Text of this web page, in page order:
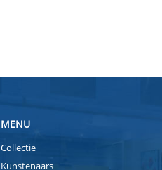
MENU
Collectie
Kunstenaars